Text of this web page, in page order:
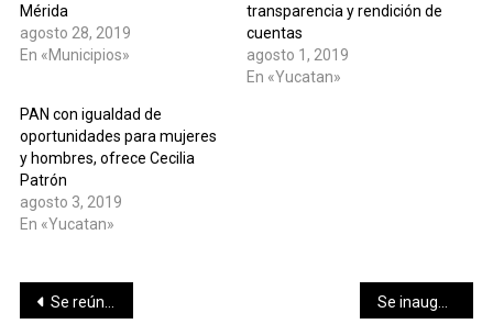
Mérida
agosto 28, 2019
En «Municipios»
transparencia y rendición de
cuentas
agosto 1, 2019
En «Yucatan»
PAN con igualdad de
oportunidades para mujeres
y hombres, ofrece Cecilia
Patrón
agosto 3, 2019
En «Yucatan»
Navegación
Se reúne el grupo «¡Ya Basta!» con diputados